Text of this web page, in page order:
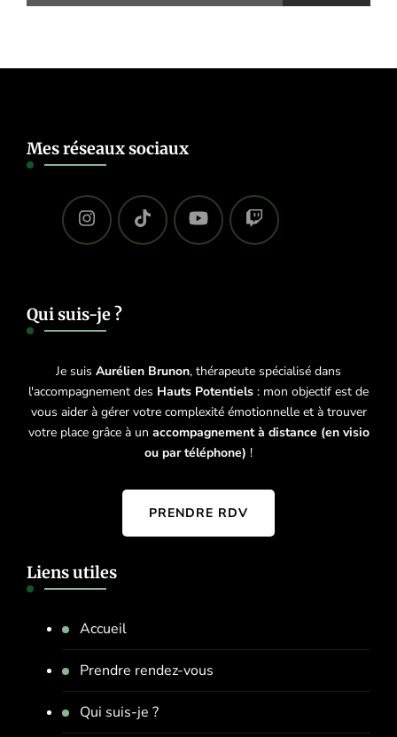
Mes réseaux sociaux
Qui suis-je ?
Je suis Aurélien Brunon, thérapeute spécialisé dans
l'accompagnement des Hauts Potentiels : mon objectif est de
vous aider à gérer votre complexité émotionnelle et à trouver
votre place grâce à un accompagnement à distance (en visio
ou par téléphone) !
PRENDRE RDV
Liens utiles
Accueil
Prendre rendez-vous
Qui suis-je ?